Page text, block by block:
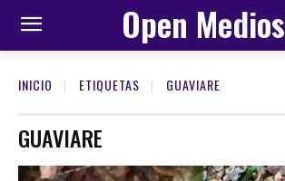
Open Medios
INICIO ETIQUETAS GUAVIARE
GUAVIARE